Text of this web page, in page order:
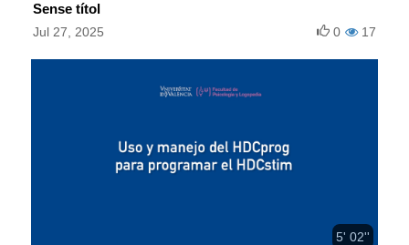
Sense títol
Jul 27, 2025 17
0
5' 02''